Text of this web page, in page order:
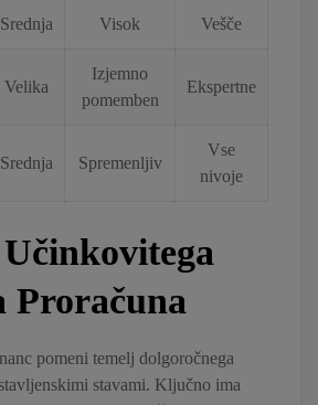
Srednja Visok Vešče
Velika
Izjemno
pomemben
Ekspertne
Srednja Spremenljiv
Vse
nivoje
Proračuna
pomeni temelj dolgoročnega
stavami. Ključno ima